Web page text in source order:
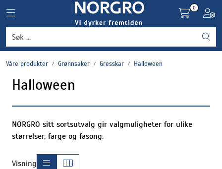
Toggle navigation
0
Våre produkter Grønnsaker Gresskar Halloween
Halloween
NORGRO sitt sortsutvalg gir valgmuligheter for ulike
størrelser, farge og fasong.
Visning
Grønnsaker
Settepotet og setteløk
Plantevern og nyttedyr